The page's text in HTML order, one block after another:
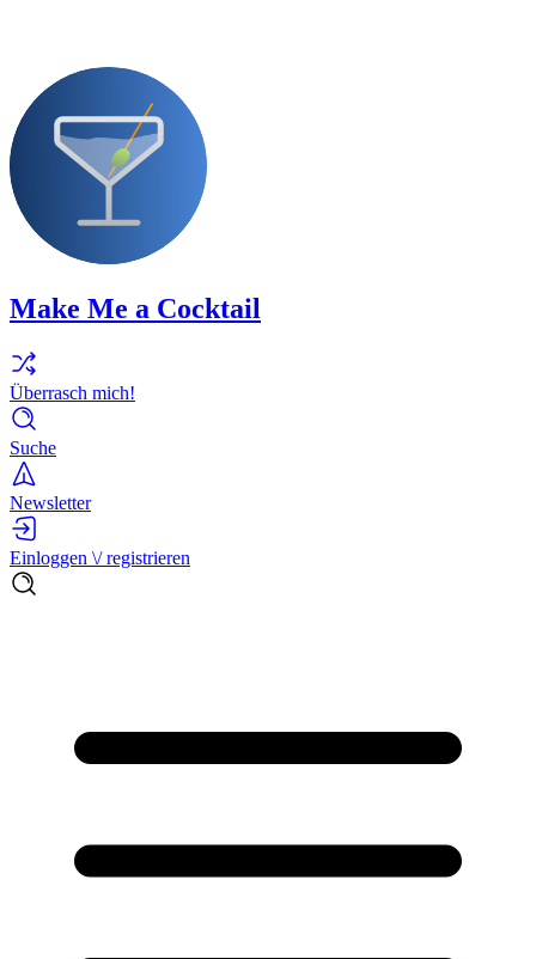
Make Me a Cocktail
Überrasch mich!
Suche
Newsletter
Einloggen \/ registrieren